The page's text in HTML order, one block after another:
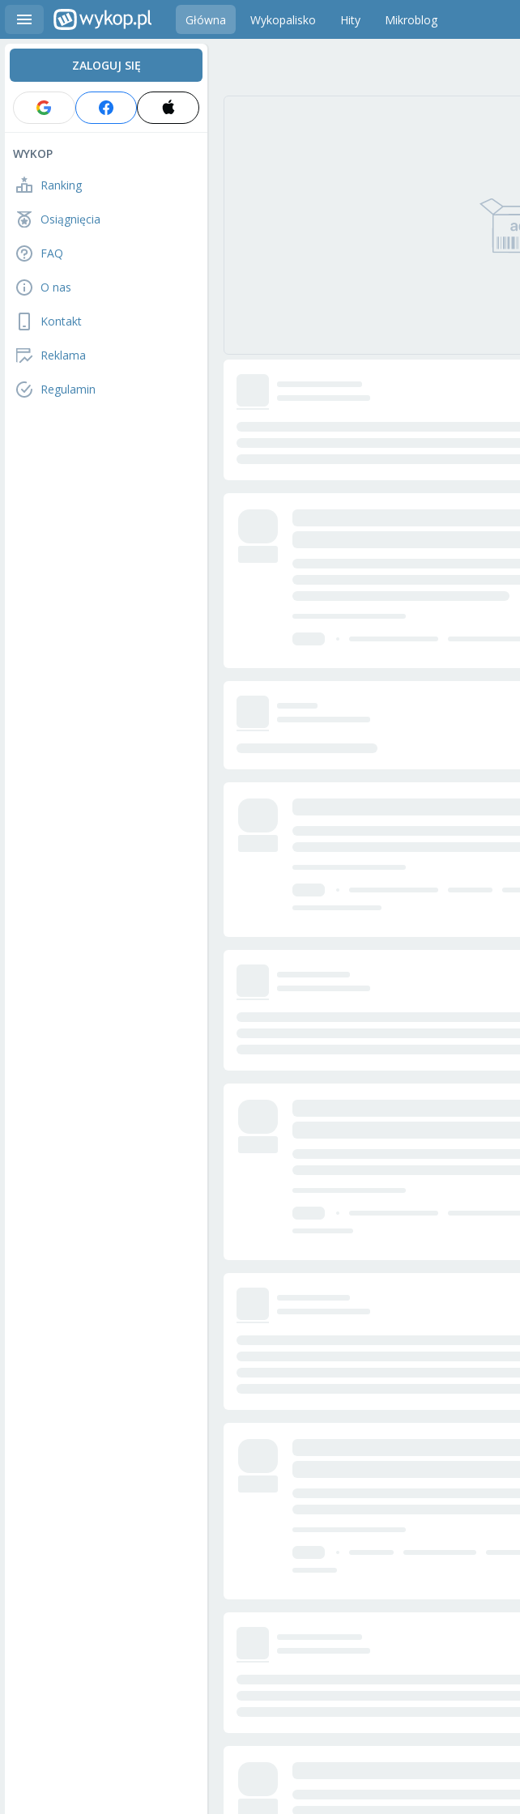
Główna Wykopalisko Hity Mikroblog
ZALOGUJ SIĘ
WYKOP
Ranking
Osiągnięcia
FAQ
O nas
Kontakt
Reklama
Regulamin